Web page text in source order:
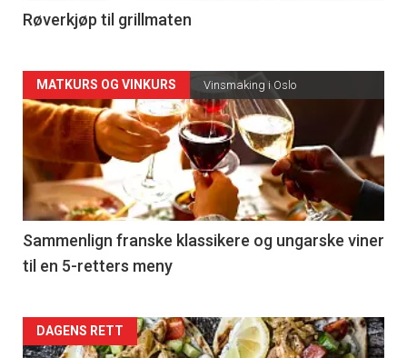
4
Røverkjøp til grillmaten
Forsiden
akkurat
nå
-
5
MATKURS OG VINKURS Vinsmaking i Oslo
Sammenlign franske klassikere og ungarske viner
til en 5-retters meny
Forsiden
DAGENS RETT